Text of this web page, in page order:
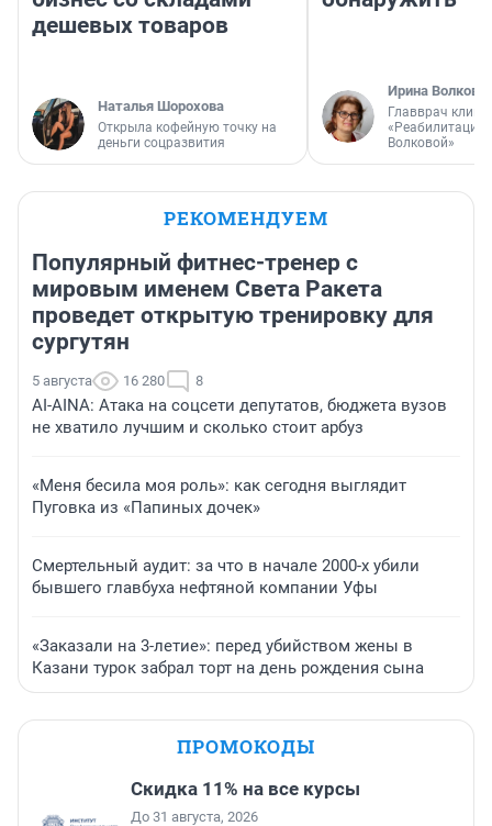
дешевых товаров
Наталья Шорохова
Открыла кофейную точку на
деньги соцразвития
Ирина Волкова
Главврач
«Реабилитация
Волковой»
РЕКОМЕНДУЕМ
Популярный фитнес-тренер с
мировым именем Света Ракета
проведет открытую тренировку для
сургутян
5 августа 16 280 8
AI-AINA: Атака на соцсети депутатов, бюджета вузов
не хватило лучшим и сколько стоит арбуз
«Меня бесила моя роль»: как сегодня выглядит
Пуговка из «Папиных дочек»
Смертельный аудит: за что в начале 2000-х убили
бывшего главбуха нефтяной компании Уфы
«Заказали на 3-летие»: перед убийством жены в
Казани турок забрал торт на день рождения сына
ПРОМОКОДЫ
Скидка 11% на все курсы
До 31 августа, 2026